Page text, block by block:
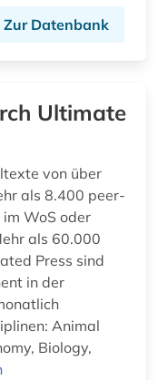
Zur Datenbank
Ultimate
von über
als 8.400 peer-
WoS oder
als 60.000
Press sind
in der
Biology,